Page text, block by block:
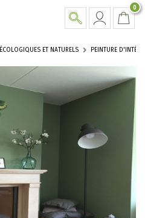
0
ET NATURELS PEINTURE